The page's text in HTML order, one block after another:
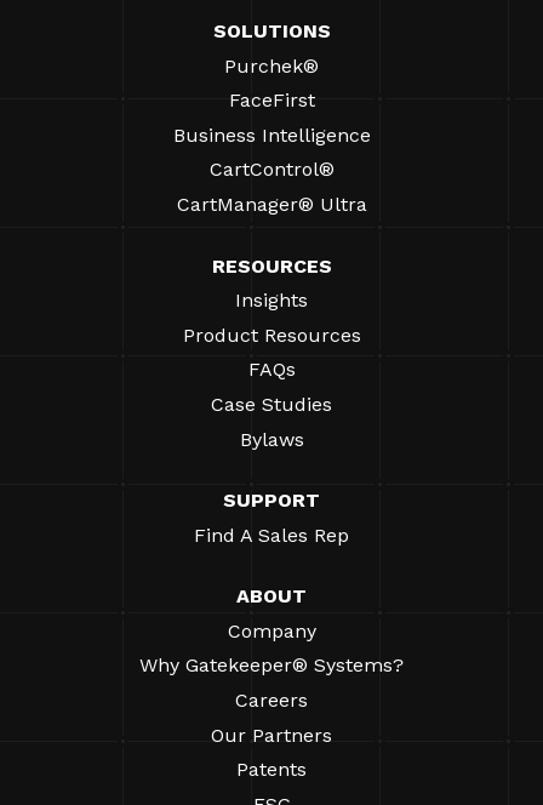
SOLUTIONS
Purchek®
FaceFirst
Business Intelligence
CartControl®
CartManager® Ultra
RESOURCES
Insights
Product Resources
FAQs
Case Studies
Bylaws
SUPPORT
Find A Sales Rep
ABOUT
Company
Why Gatekeeper® Systems?
Careers
Our Partners
Patents